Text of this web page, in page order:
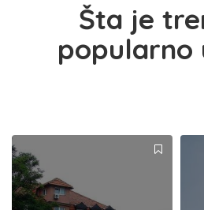
Šta je
popularno